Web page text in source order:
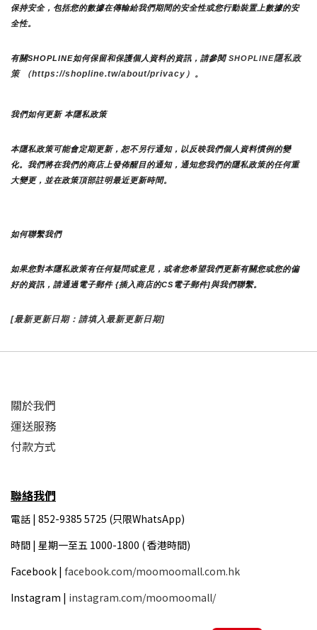
保持安全，包括您的數據在傳輸給我們期間的安全性或您行動裝置上數據的安
全性。
有關SHOPLINE如何保留和保護個人資料的資訊，請參閱 SHOPLINE隱私政
策 （https://shopline.tw/about/privacy）。
我們如何更新 本隱私政策
本隱私政策可能會定期更新，恕不另行通知，以反映我們個人資料慣例的變
化。我們將在我們的商店上發佈醒目的通知，通知您我們的隱私政策的任何重
大變更，並在政策頂部註明最近更新時間。
如何聯繫我們
如果您對本隱私政策有任何疑問或意見，或者您希望我們更新有關您或您的偏
好的資訊，請通過電子郵件 {插入商店的CS電子郵件]與我們聯繫。
[最新更新日期：請填入最新更新日期]
關於我們
運送服務
付款方式
聯絡我們
電話 | 852-9385 5725 (只限WhatsApp)
時間 | 星期一至五 1000-1800 ( 香港時間)
Facebook | facebook.com/moomoomall.com.hk
Instagram | instagram.com/moomoomall/